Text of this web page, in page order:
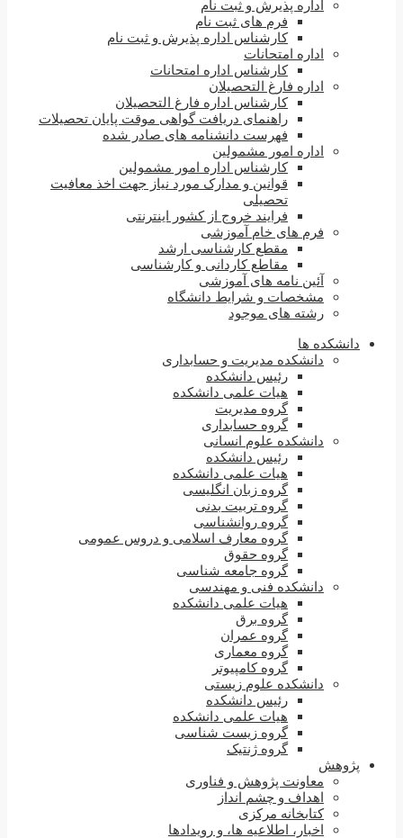
اداره پذیرش و ثبت نام
فرم های ثبت نام
کارشناس اداره پذیرش و ثبت نام
اداره امتحانات
کارشناس اداره امتحانات
اداره فارغ التحصیلان
کارشناس اداره فارغ التحصیلان
راهنمای دریافت گواهی موقت پایان تحصیلات
فهرست دانشنامه های صادر شده
اداره امور مشمولین
کارشناس اداره امور مشمولین
قوانین و مدارک مورد نیاز جهت اخذ معافیت
تحصیلی
فرایند خروج از کشور اینترنتی
فرم های خام آموزشی
مقطع کارشناسی ارشد
مقاطع کاردانی و کارشناسی
آئین نامه های آموزشی
مشخصات و شرایط دانشگاه
رشته های موجود
دانشکده ها
دانشکده مدیریت و حسابداری
رئیس دانشکده
هیات علمی دانشکده
گروه مدیریت
گروه حسابداری
دانشکده علوم انسانی
رئیس دانشکده
هیات علمی دانشکده
گروه زبان انگلیسی
گروه تربیت بدنی
گروه روانشناسی
گروه معارف اسلامی و دروس عمومی
گروه حقوق
گروه جامعه شناسی
دانشکده فنی و مهندسی
هیات علمی دانشکده
گروه برق
گروه عمران
گروه معماری
گروه کامپیوتر
دانشکده علوم زیستی
رئیس دانشکده
هیات علمی دانشکده
گروه زیست شناسی
گروه ژنتیک
پژوهش
معاونت پژوهش و فناوری
اهداف و چشم انداز
کتابخانه مرکزی
اخبار، اطلاعیه ها، و رویدادها